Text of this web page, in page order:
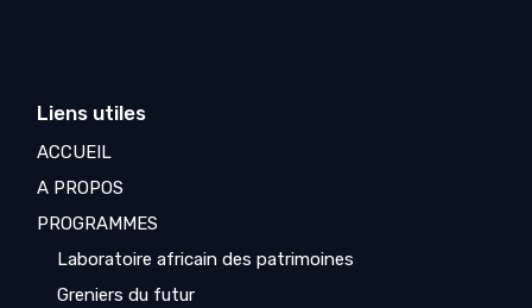
Liens utiles
ACCUEIL
A PROPOS
PROGRAMMES
Laboratoire africain des patrimoines
Greniers du futur